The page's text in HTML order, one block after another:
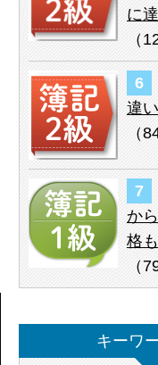
に
（
違い
（
か
格
（
キーワ